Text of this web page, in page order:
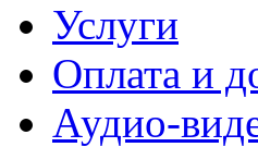
Услуги
Оплата и
Аудио-